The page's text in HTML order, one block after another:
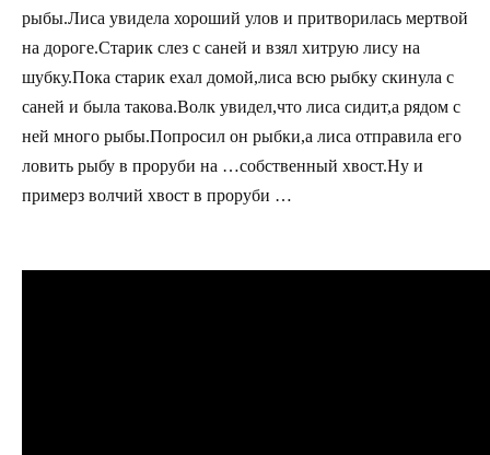
рыбы.Лиса увидела хороший улов и притворилась мертвой
на дороге.Старик слез с саней и взял хитрую лису на
шубку.Пока старик ехал домой,лиса всю рыбку скинула с
саней и была такова.Волк увидел,что лиса сидит,а рядом с
ней много рыбы.Попросил он рыбки,а лиса отправила его
ловить рыбу в проруби на …собственный хвост.Ну и
примерз волчий хвост в проруби …